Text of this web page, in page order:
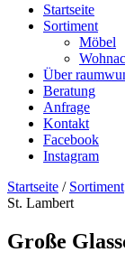
Startseite
Sortiment
Möbel
Über
Beratung
Anfrage
Kontakt
Facebook
Instagram
Startseite / Sortiment
St. Lambert
Große